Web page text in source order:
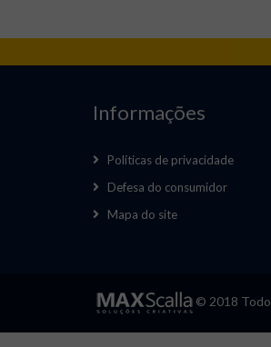
Informações
Políticas de privacidade
Defesa do consumidor
Mapa do site
© 2018